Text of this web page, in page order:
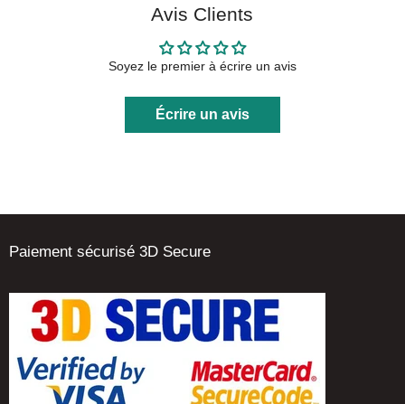
Avis Clients
Soyez le premier à écrire un avis
Écrire un avis
Paiement sécurisé 3D Secure